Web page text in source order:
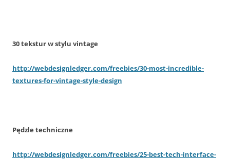
30 tekstur w stylu vintage
http://webdesignledger.com/freebies/30-most-incredible-
textures-for-vintage-style-design
Pędzle techniczne
http://webdesignledger.com/freebies/25-best-tech-interface-